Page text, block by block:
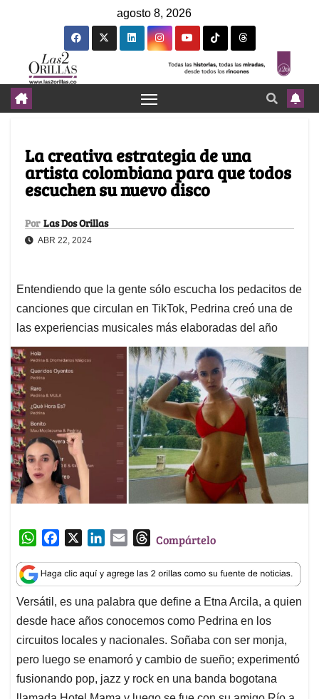
agosto 8, 2026
La creativa estrategia de una
artista colombiana para que todos
escuchen su nuevo disco
Por Las Dos Orillas
ABR 22, 2024
Entendiendo que la gente sólo escucha los pedacitos de
canciones que circulan en TikTok, Pedrina creó una de
las experiencias musicales más elaboradas del año
W
a
t
s
A
p
p
c
e
b
o
o
k
n
k
e
d
I
n
a
i
l
T
r
e
a
d
s
Compártelo
Versátil, es una palabra que define a Etna Arcila, a quien
desde hace años conocemos como Pedrina en los
circuitos locales y nacionales. Soñaba con ser monja,
pero luego se enamoró y cambio de sueño; experimentó
fusionando pop, jazz y rock en una banda bogotana